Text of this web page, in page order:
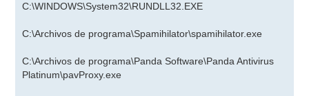
C:\WINDOWS\System32\RUNDLL32.EXE
C:\Archivos de programa\Spamihilator\spamihilator.exe
C:\Archivos de programa\Panda Software\Panda Antivirus
Platinum\pavProxy.exe